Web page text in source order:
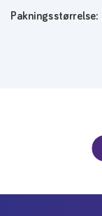
Pakningsstørrelse: